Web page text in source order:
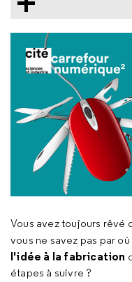
Vous avez toujours rêvé
vous ne savez pas par
l'idée à la fabrication
étapes à suivre ?